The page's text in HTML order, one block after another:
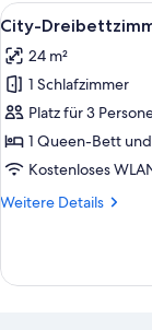
Alle
Fotos
für
City-
Mehrere
Betten
1
City-
24 m²
1 Schlafzimmer
Platz für 3
1 Queen-Bett
Kostenloses
Weitere Details
Weitere
Dreibettzimmer,